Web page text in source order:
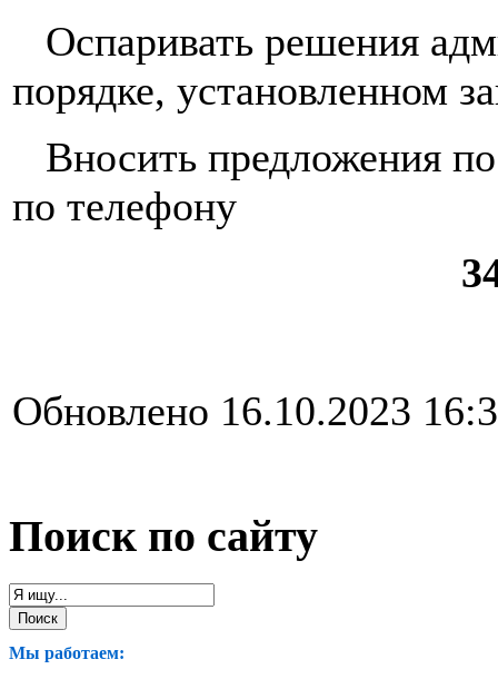
Оспаривать решения
порядке, установленном
Вносить предложения
по телефону
Обновлено 16.10.2023
Поиск по сайту
Мы работаем: